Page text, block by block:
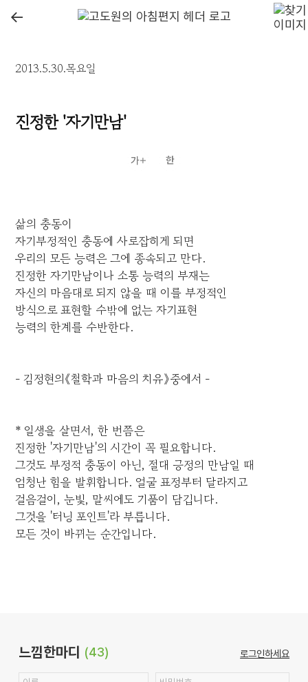
←
2013.5.30.목요일
진정한 '자기만남'
삶의 충동이
자기부정적인 충동에 사로잡히게 되면
우리의 모든 능력은 그에 종속되고 만다.
진정한 자기만남이나 소통 능력의 부재는
자신의 마음대로 되지 않을 때 이를 부정적인
방식으로 표현할 수밖에 없는 자기표현
능력의 한계를 수반한다.
- 김정현의《철학과 마음의 치유》중에서 -
* 일생을 살면서, 한 번쯤은
진정한 '자기만남'의 시간이 꼭 필요합니다.
그것도 부정적 충동이 아닌, 절대 긍정의 만남일 때
엄청난 힘을 발휘합니다. 얼굴 표정부터 달라지고
걸음걸이, 눈빛, 말씨에도 기품이 담깁니다.
그것을 '터닝 포인트'라 부릅니다.
모든 것이 바뀌는 순간입니다.
느낌한마디 (43) 로그인하세요